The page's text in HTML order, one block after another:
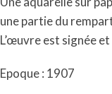
une partie du
L’œuvre est signée
Epoque : 1907